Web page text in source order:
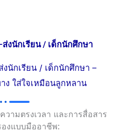
ส่งนักเรียน / เด็กนักศึกษา
งนักเรียน / เด็กนักศึกษา –
ง ใส่ใจเหมือนลูกหลาน
ามตรงเวลา และการสื่อสาร
งแบบมืออาชีพ: